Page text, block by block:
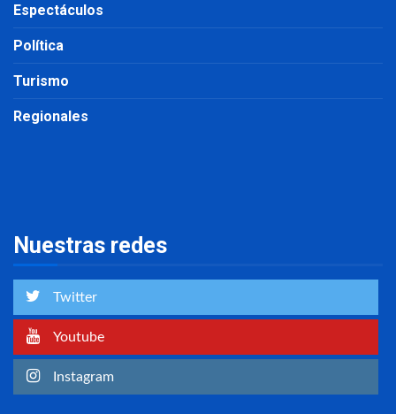
Espectáculos
Política
Turismo
Regionales
Nuestras redes
Twitter
Youtube
Instagram